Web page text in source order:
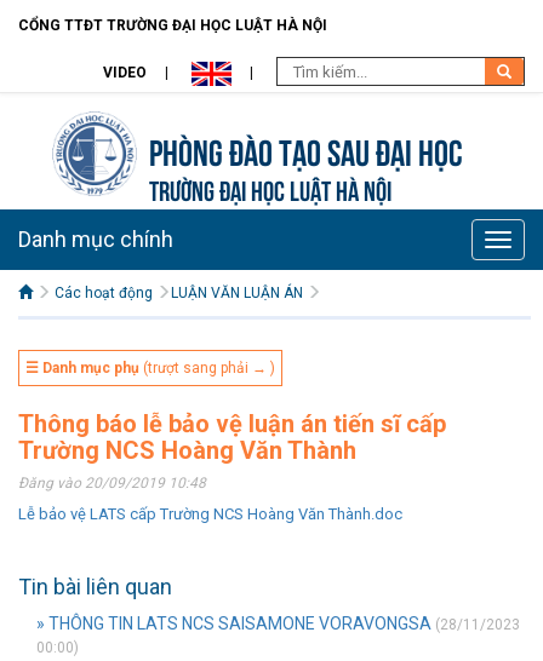
CỔNG TTĐT TRƯỜNG ĐẠI HỌC LUẬT HÀ NỘI
VIDEO
Phòng Đào tạo Sau đại học
TRƯỜNG ĐẠI HỌC LUẬT HÀ NỘI
Toggle
Danh mục chính
Các hoạt động LUẬN VĂN LUẬN ÁN
☰ Danh mục phụ (trượt sang phải → )
Thông báo lễ bảo vệ luận án tiến sĩ cấp
Trường NCS Hoàng Văn Thành
Đăng vào 20/09/2019 10:48
Lễ bảo vệ LATS cấp Trường NCS Hoàng Văn Thành.doc
Tin bài liên quan
» THÔNG TIN LATS NCS SAISAMONE VORAVONGSA (28/11/2023
00:00)